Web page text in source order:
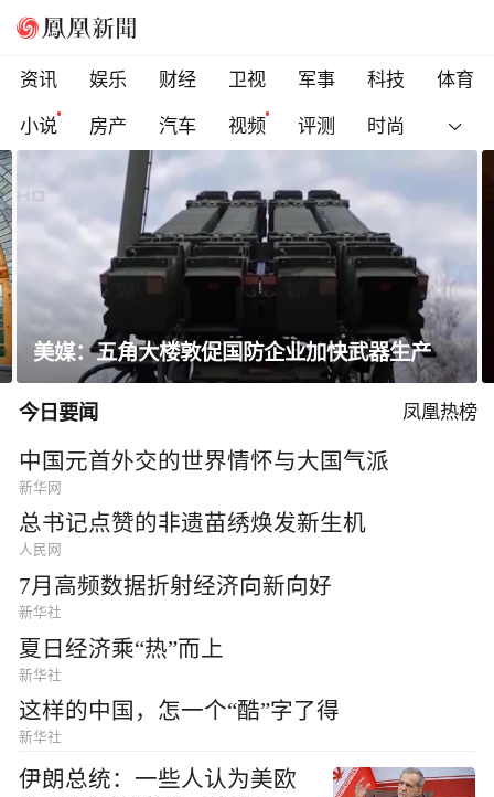
资讯 娱乐 财经 卫视 军事 科技
体育
小说
房产 汽车 视频 评测 时尚
一条隐蔽精干、长期潜伏的道路
今日要闻 凤凰热榜
中国元首外交的世界情怀与大国气派
新华网
总书记点赞的非遗苗绣焕发新生机
人民网
7月高频数据折射经济向新向好
新华社
夏日经济乘“热”而上
新华社
这样的中国，怎一个“酷”字了得
新华社
伊朗总统：一些人认为美欧